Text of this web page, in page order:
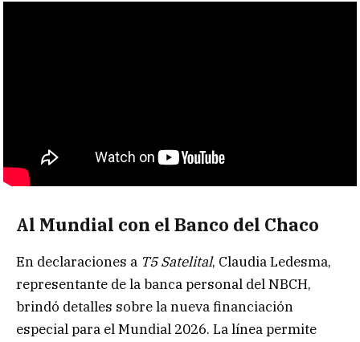
Al Mundial con el Banco del Chaco
En declaraciones a T5 Satelital, Claudia Ledesma,
representante de la banca personal del NBCH,
brindó detalles sobre la nueva financiación
especial para el Mundial 2026. La línea permite